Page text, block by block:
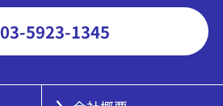
03-5923-1345